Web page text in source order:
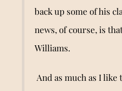
back up some of his
news, of course, is
Williams.
And as much as I